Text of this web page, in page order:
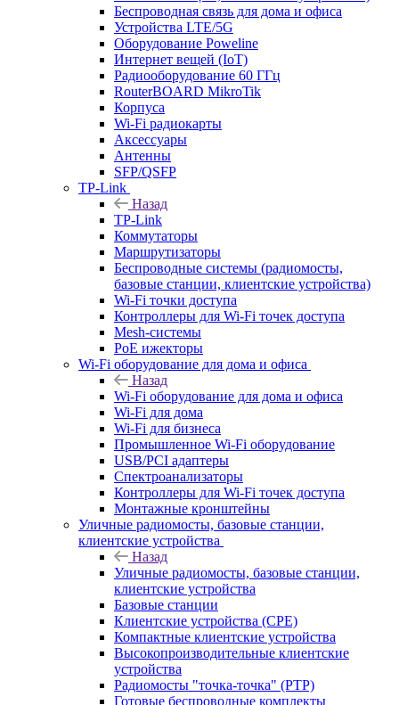
Беспроводная связь для дома и офиса
Устройства LTE/5G
Оборудование Poweline
Интернет вещей (IoT)
Радиооборудование 60 ГГц
RouterBOARD MikroTik
Корпуса
Wi-Fi радиокарты
Аксессуары
Антенны
SFP/QSFP
TP-Link
Назад
TP-Link
Коммутаторы
Маршрутизаторы
Беспроводные системы (радиомосты,
базовые станции, клиентские устройства)
Wi-Fi точки доступа
Контроллеры для Wi-Fi точек доступа
Mesh-системы
PoE ижекторы
Wi-Fi оборудование для дома и офиса
Назад
Wi-Fi оборудование для дома и офиса
Wi-Fi для дома
Wi-Fi для бизнеса
Промышленное Wi-Fi оборудование
USB/PCI адаптеры
Cпектроанализаторы
Контроллеры для Wi-Fi точек доступа
Монтажные кронштейны
Уличные радиомосты, базовые станции,
клиентские устройства
Назад
Уличные радиомосты, базовые станции,
клиентские устройства
Базовые станции
Клиентские устройства (CPE)
Компактные клиентские устройства
Высокопроизводительные клиентские
устройства
Радиомосты "точка-точка" (PTP)
Готовые беспроводные комплекты